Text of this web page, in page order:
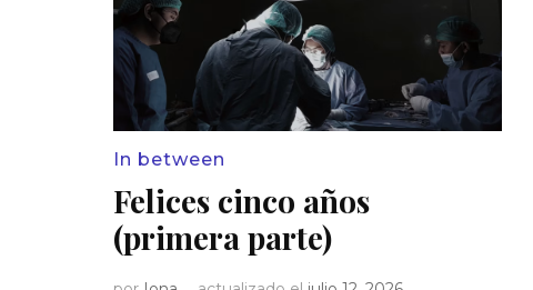
In between
Felices cinco años
(primera parte)